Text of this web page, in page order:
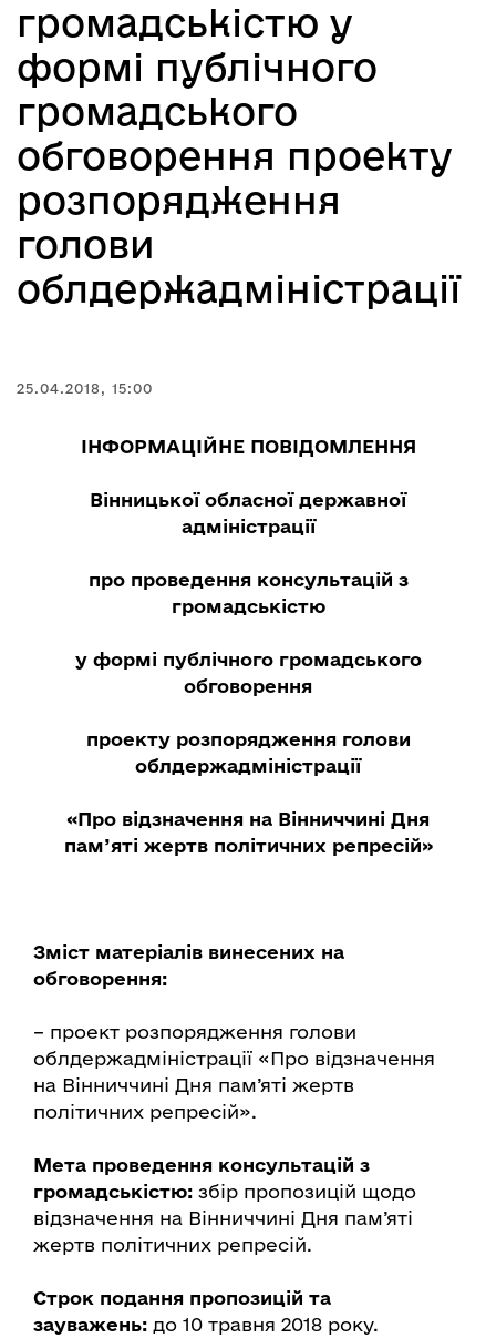
громадськістю у
формі публічного
громадського
обговорення проекту
розпорядження
голови
облдержадміністрації
25.04.2018, 15:00
ІНФОРМАЦІЙНЕ ПОВІДОМЛЕННЯ
Вінницької обласної державної
адміністрації
про проведення консультацій з
громадськістю
у формі публічного громадського
обговорення
проекту розпорядження голови
облдержадміністрації
«Про відзначення на Вінниччині Дня
пам’яті жертв політичних репресій»
Зміст матеріалів винесених на
обговорення:
– проект розпорядження голови
облдержадміністрації «Про відзначення
на Вінниччині Дня пам’яті жертв
політичних репресій».
Мета проведення консультацій з
громадськістю: збір пропозицій щодо
відзначення на Вінниччині Дня пам’яті
жертв політичних репресій.
Строк подання пропозицій та
зауважень: до 10 травня 2018 року.